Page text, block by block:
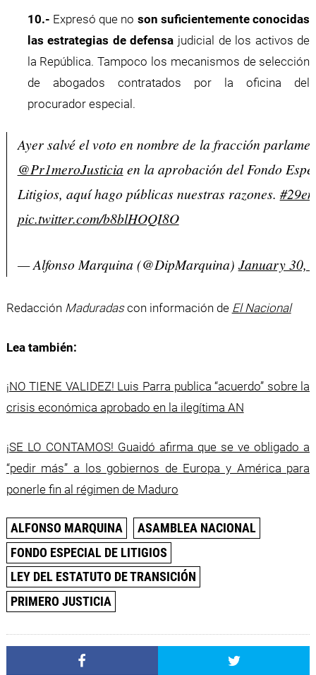
10.- Expresó que no son suficientemente conocidas
las estrategias de defensa judicial de los activos de
la República. Tampoco los mecanismos de selección
de abogados contratados por la oficina del
procurador especial.
Ayer salvé el voto en nombre de la fracción
@Pr1meroJusticia en la aprobación del Fondo
Litigios, aquí hago públicas nuestras razones.
pic.twitter.com/b8blHOQI8O
— Alfonso Marquina (@DipMarquina) January 30,
Redacción Maduradascon información de El Nacional
Lea también:
¡NO TIENE VALIDEZ! Luis Parra publica “acuerdo” sobre la
crisis económica aprobado en la ilegítima AN
¡SE LO CONTAMOS! Guaidó afirma que se ve obligado a
“pedir más” a los gobiernos de Europa y América para
ponerle fin al régimen de Maduro
ALFONSO MARQUINA
ASAMBLEA NACIONAL
FONDO ESPECIAL DE LITIGIOS
LEY DEL ESTATUTO DE TRANSICIÓN
PRIMERO JUSTICIA